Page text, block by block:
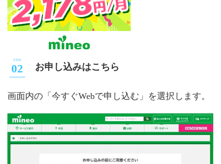
お申し込みはこちら
画面内の「今すぐWebで申し込む」を選択します。